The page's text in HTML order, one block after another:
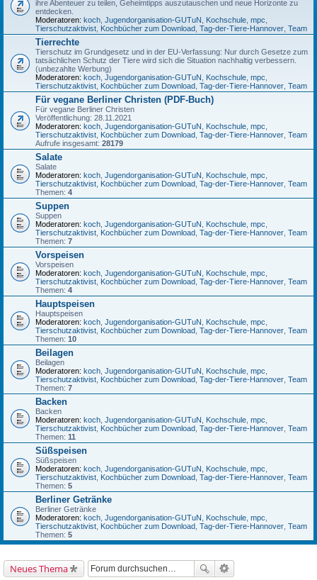
ihre Abenteuer zu teilen, Geheimtipps auszutauschen und neue Horizonte zu
entdecken.
Moderatoren: koch, Jugendorganisation-GUTuN, Kochschule, mpc,
Tierschutzaktivist, Kochbücher zum Download, Tag-der-Tiere-Hannover, Team
Tierrechte
Tierschutz im Grundgesetz und in der EU-Verfassung: Nur durch Gesetze zum
tatsächlichen Schutz der Tiere wird sich die Situation nachhaltig verbessern.
(unbezahlte Werbung)
Moderatoren: koch, Jugendorganisation-GUTuN, Kochschule, mpc,
Tierschutzaktivist, Kochbücher zum Download, Tag-der-Tiere-Hannover, Team
Für vegane Berliner Christen (PDF-Buch)
Für vegane Berliner Christen
Veröffentlichung: 28.11.2021
Moderatoren: koch, Jugendorganisation-GUTuN, Kochschule, mpc,
Tierschutzaktivist, Kochbücher zum Download, Tag-der-Tiere-Hannover, Team
Aufrufe insgesamt: 28179
Salate
Salate
Moderatoren: koch, Jugendorganisation-GUTuN, Kochschule, mpc,
Tierschutzaktivist, Kochbücher zum Download, Tag-der-Tiere-Hannover, Team
Themen: 4
Suppen
Suppen
Moderatoren: koch, Jugendorganisation-GUTuN, Kochschule, mpc,
Tierschutzaktivist, Kochbücher zum Download, Tag-der-Tiere-Hannover, Team
Themen: 7
Vorspeisen
Vorspeisen
Moderatoren: koch, Jugendorganisation-GUTuN, Kochschule, mpc,
Tierschutzaktivist, Kochbücher zum Download, Tag-der-Tiere-Hannover, Team
Themen: 4
Hauptspeisen
Hauptspeisen
Moderatoren: koch, Jugendorganisation-GUTuN, Kochschule, mpc,
Tierschutzaktivist, Kochbücher zum Download, Tag-der-Tiere-Hannover, Team
Themen: 10
Beilagen
Beilagen
Moderatoren: koch, Jugendorganisation-GUTuN, Kochschule, mpc,
Tierschutzaktivist, Kochbücher zum Download, Tag-der-Tiere-Hannover, Team
Themen: 7
Backen
Backen
Moderatoren: koch, Jugendorganisation-GUTuN, Kochschule, mpc,
Tierschutzaktivist, Kochbücher zum Download, Tag-der-Tiere-Hannover, Team
Themen: 11
Süßspeisen
Süßspeisen
Moderatoren: koch, Jugendorganisation-GUTuN, Kochschule, mpc,
Tierschutzaktivist, Kochbücher zum Download, Tag-der-Tiere-Hannover, Team
Themen: 5
Berliner Getränke
Berliner Getränke
Moderatoren: koch, Jugendorganisation-GUTuN, Kochschule, mpc,
Tierschutzaktivist, Kochbücher zum Download, Tag-der-Tiere-Hannover, Team
Themen: 5
Neues Thema